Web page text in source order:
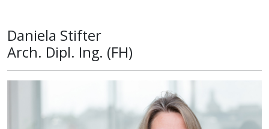
Daniela Stifter
Arch. Dipl. Ing. (FH)